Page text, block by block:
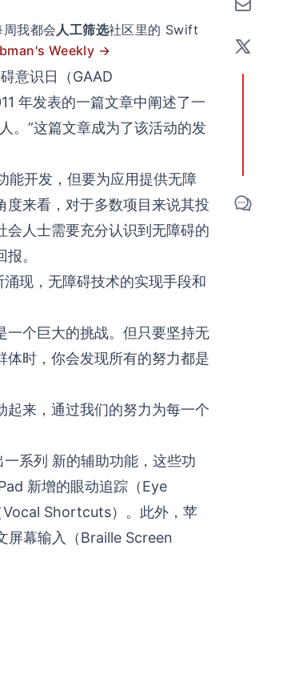
我都会人工筛选社区里的 Swift
Weekly →
意识日（GAAD
年发表的一篇文章中阐述了一
。”这篇文章成为了该活动的发
能开发，但要为应用提供无障
来看，对于多数项目来说其投
会人士需要充分认识到无障碍的
。
现，无障碍技术的实现手段和
一个巨大的挑战。但只要坚持无
时，你会发现所有的努力都是
来，通过我们的努力为每一个
一系列 新的辅助功能 ，这些功
新增的眼动追踪（Eye
Shortcuts）。此外，苹
屏幕输入（Braille Screen